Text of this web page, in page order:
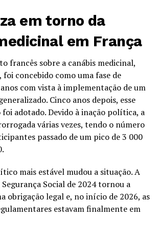
em torno da
em França
francês sobre a canábis medicinal,
foi concebido como uma fase de
com vista à implementação de um
Cinco anos depois, esse
foi adotado. Devido à inação política, a
várias vezes, tendo o número
passado de um pico de 3 000
mais estável mudou a situação. A
Social de 2024 tornou a
obrigação legal e, no início de 2026, as
estavam finalmente em